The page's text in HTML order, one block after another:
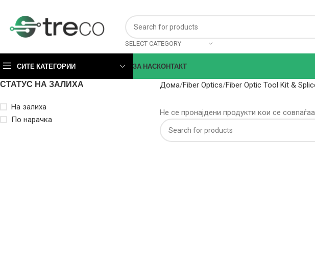
SELECT CATEGORY
СИТЕ КАТЕГОРИИ ЗА НАСКОНТАКТ
СТАТУС НА ЗАЛИХА
На залиха
По нарачка
Дома Fiber Optics Fiber Optic Tool Kit &
Не се пронајдени продукти кои се